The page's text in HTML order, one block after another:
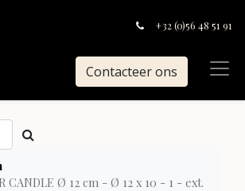
+32 (0)56 48 51 91
Contacteer ons
CANDLE Ø 12 cm - Ø 12 x 10 - 1 - ext.